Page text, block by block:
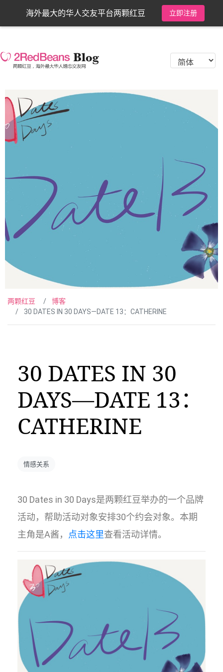
海外最大的华人交友平台两颗红豆 立即注册
两颗红豆
博客
30 DATES IN 30 DAYS—DATE 13：CATHERINE
30 DATES IN 30
DAYS—DATE 13：
CATHERINE
情感关系
30 Dates in 30 Days是两颗红豆举办的一个品牌
活动，帮助活动对象安排30个约会对象。本期
主角是A酱， 点击这里查看活动详情。